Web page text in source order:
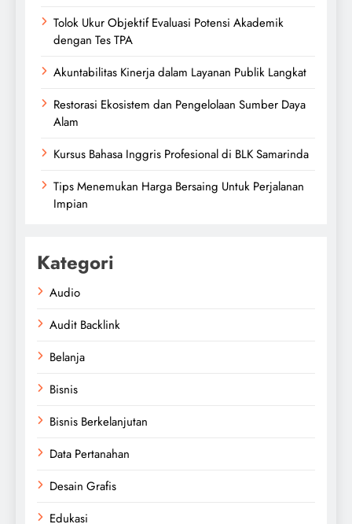
Tolok Ukur Objektif Evaluasi Potensi Akademik
dengan Tes TPA
Akuntabilitas Kinerja dalam Layanan Publik Langkat
Restorasi Ekosistem dan Pengelolaan Sumber Daya
Alam
Kursus Bahasa Inggris Profesional di BLK Samarinda
Tips Menemukan Harga Bersaing Untuk Perjalanan
Impian
Kategori
Audio
Audit Backlink
Belanja
Bisnis
Bisnis Berkelanjutan
Data Pertanahan
Desain Grafis
Edukasi